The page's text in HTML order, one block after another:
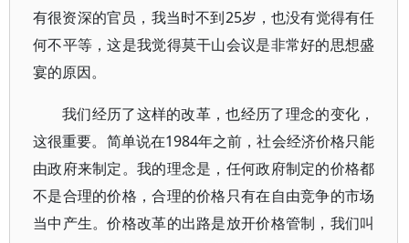
有很资深的官员，我当时不到25岁，也没有觉得有任
何不平等，这是我觉得莫干山会议是非常好的思想盛
宴的原因。
我们经历了这样的改革，也经历了理念的变化，
这很重要。简单说在1984年之前，社会经济价格只能
由政府来制定。我的理念是，任何政府制定的价格都
不是合理的价格，合理的价格只有在自由竞争的市场
当中产生。价格改革的出路是放开价格管制，我们叫